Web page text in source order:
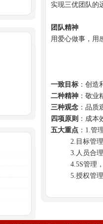
实现三优团队的
团队精神
用爱心做事，用
一致目标：创造
二种精神 ：敬业
三种观念 ：品
四项原则 ：成
五大重点 ：1.管
2.目标管理
3.人员合理
4.5S管理，
5.授权管理